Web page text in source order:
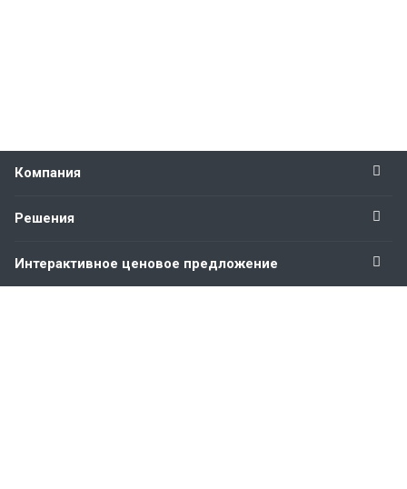
Компания
Решения
Интерактивное ценовое предложение